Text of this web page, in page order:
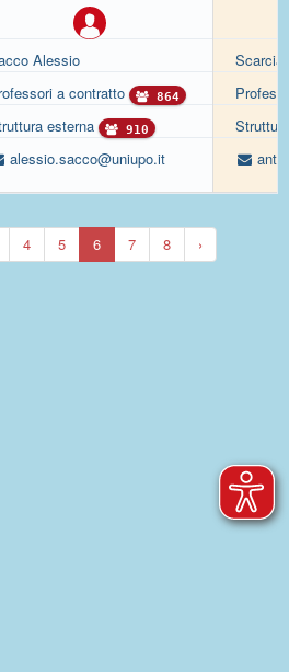
Alessio
a contratto
864
esterna 910
alessio.sacco@uniupo.it
Scarcia
4 5 6 7 8 ›